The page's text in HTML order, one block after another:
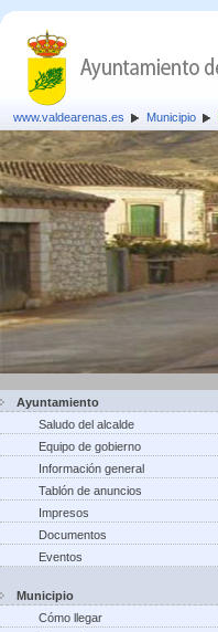
www.valdearenas.es Municipio
Ayuntamiento
Saludo del alcalde
Equipo de gobierno
Información general
Tablón de anuncios
Impresos
Documentos
Eventos
Municipio
Cómo llegar